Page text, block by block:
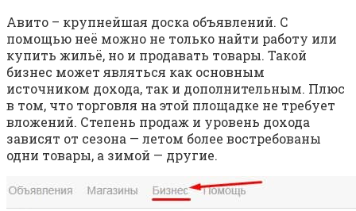
Авито – крупнейшая доска объявлений. С
помощью неё можно не только найти работу или
купить жильё, но и продавать товары. Такой
бизнес может являться как основным
источником дохода, так и дополнительным. Плюс
в том, что торговля на этой площадке не требует
вложений. Степень продаж и уровень дохода
зависят от сезона — летом более востребованы
одни товары, а зимой — другие.